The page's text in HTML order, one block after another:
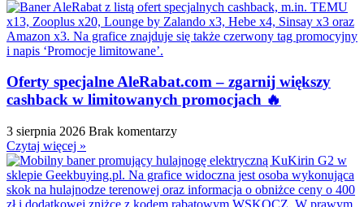
Oferty specjalne AleRabat.com – zgarnij większy
cashback w limitowanych promocjach 🔥
3 sierpnia 2026 Brak komentarzy
Czytaj więcej »